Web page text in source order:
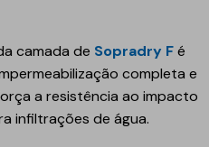
camada de Sopradry Fé
completa e
a resistência ao impacto
infiltrações de água.